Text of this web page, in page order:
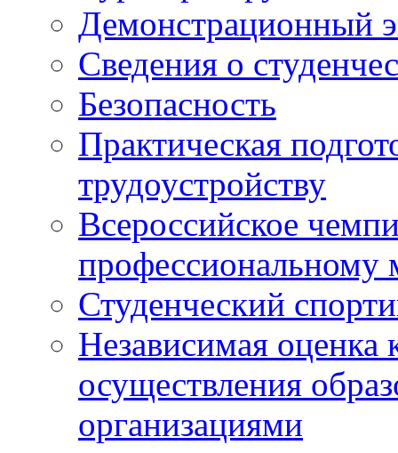
Демонстрационный
Сведения о
Безопасность
Практическая
трудоустройству
Всероссийское
профессиональному
Студенческий
Независимая оценка
осуществления
организациями